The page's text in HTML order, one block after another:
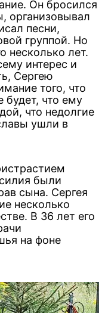
Он бросился
организовывал
песни,
группой. Но
несколько лет.
интерес и
Сергею
того, что
будет, что ему
что недолгие
ушли в
были
сына. Сергея
несколько
В 36 лет его
на фоне